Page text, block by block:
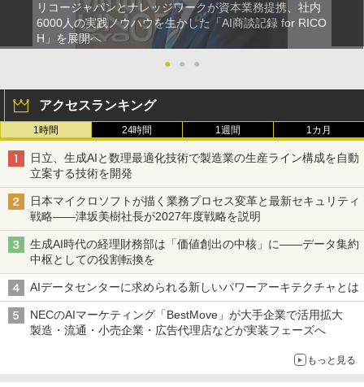
リコージャパンとナレッジワークが資本業務提携、社内
6000人の実践ノウハウを生かした「AI商談記録 for RICO
H」を展開へ
●
● ●
アクセスランキング
1時間 24時間 1週間 1カ月
日立、生成AIと数理最適化技術で製造業の生産ライン構成を自動
立案する技術を開発
日本マイクロソフトが描く業務プロセス変革と最新セキュリティ
戦略――津坂美樹社長が2027年度戦略を説明
生成AI時代の経理財務部は「価値創出の中核」に――データ集約
中枢としての役割転換を
AIデータセンターに求められる新しいパワーアーキテクチャとは
NECのAIマーケティング「BestMove」が大手企業で活用拡大
製造・流通・小売企業・広告代理店などが実装フェーズへ
もっと見る